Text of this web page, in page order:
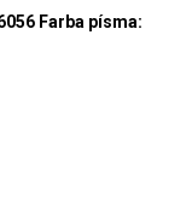
Farba písma: